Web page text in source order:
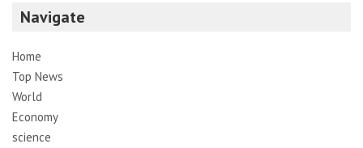
Navigate
Home
Top News
World
Economy
science